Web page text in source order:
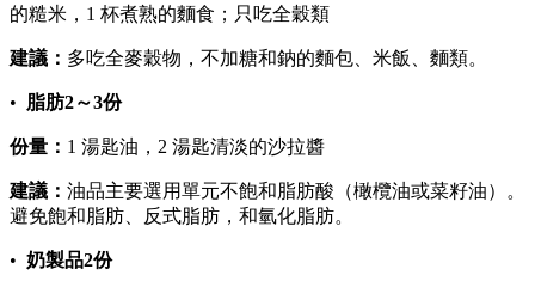
的糙米，1 杯煮熟的麵食；只吃全穀類
建議： 多吃全麥穀物，不加糖和鈉的麵包、米飯、麵類。
• 脂肪2～3份
份量： 1 湯匙油，2 湯匙清淡的沙拉醬
建議： 油品主要選用單元不飽和脂肪酸（橄欖油或菜籽油）。
避免飽和脂肪、反式脂肪，和氫化脂肪。
• 奶製品2份